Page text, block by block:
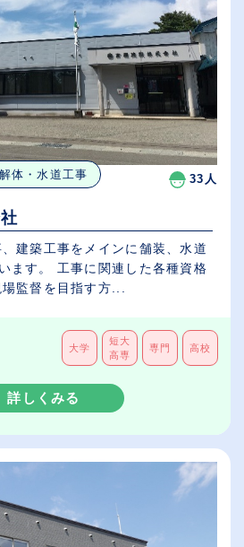
体・水道工事 33人
建築工事をメインに舗装、水道
ます。 工事に関連した各種資格
監督を目指す方...
大学
短大
高専
専門 高校
詳しくみる